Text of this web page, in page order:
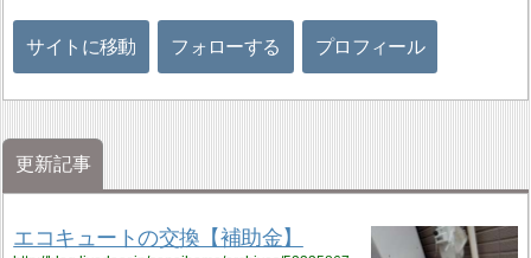
サイトに移動 フォローする プロフィール
更新記事
エコキュートの交換【補助金】